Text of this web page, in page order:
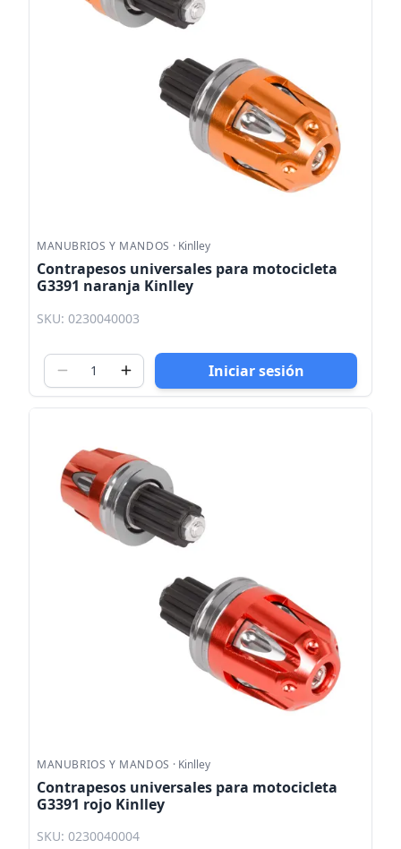
MANUBRIOS Y MANDOS · Kinlley
Contrapesos universales para motocicleta
G3391 naranja Kinlley
SKU: 0230040003
Iniciar sesión
MANUBRIOS Y MANDOS · Kinlley
Contrapesos universales para motocicleta
G3391 rojo Kinlley
SKU: 0230040004